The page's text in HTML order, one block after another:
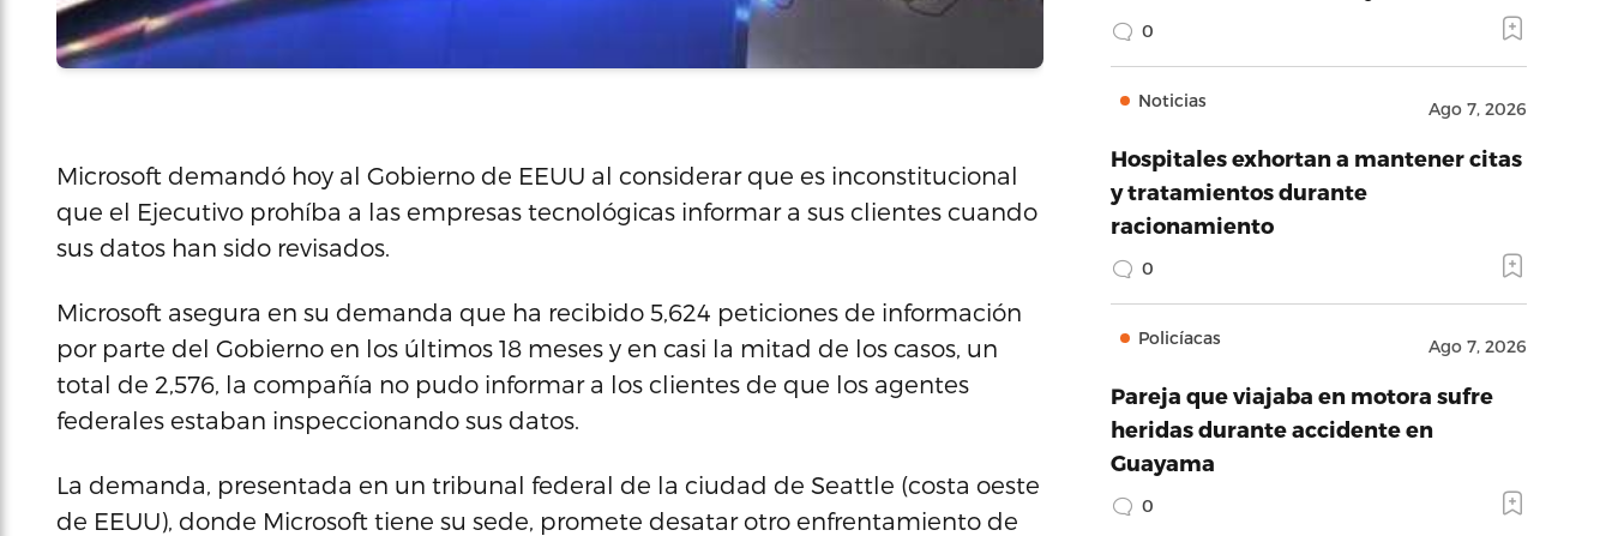
Microsoft demandó hoy al Gobierno de EEUU al considerar que es inconstitucional
que el Ejecutivo prohíba a las empresas tecnológicas informar a sus clientes cuando
sus datos han sido revisados.
Microsoft asegura en su demanda que ha recibido 5,624 peticiones de información
por parte del Gobierno en los últimos 18 meses y en casi la mitad de los casos, un
total de 2,576, la compañía no pudo informar a los clientes de que los agentes
federales estaban inspeccionando sus datos.
La demanda, presentada en un tribunal federal de la ciudad de Seattle (costa oeste
de EEUU), donde Microsoft tiene su sede, promete desatar otro enfrentamiento de
0
Noticias Ago 7, 2026
Hospitales exhortan a mantener citas
y tratamientos durante
racionamiento
0
Policíacas Ago 7, 2026
Pareja que viajaba en motora sufre
heridas durante accidente en
Guayama
0